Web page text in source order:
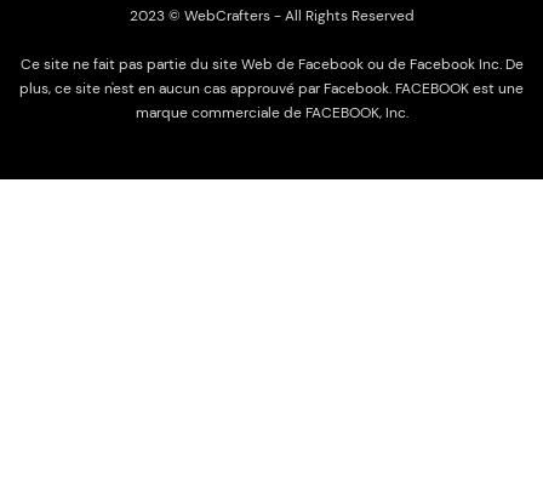
2023 © WebCrafters - All Rights Reserved
Ce site ne fait pas partie du site Web de Facebook ou de Facebook Inc. De
plus, ce site n'est en aucun cas approuvé par Facebook. FACEBOOK est une
marque commerciale de FACEBOOK, Inc.